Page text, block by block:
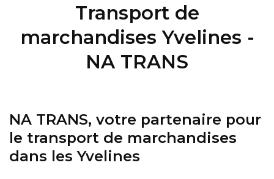
Transport de
marchandises Yvelines -
NA TRANS
NA TRANS, votre partenaire pour
le transport de marchandises
dans les Yvelines